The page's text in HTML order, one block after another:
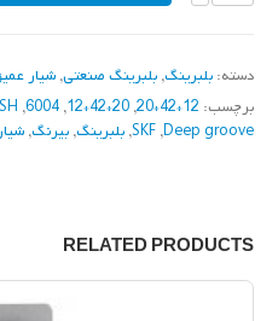
دسته: بلبرینگ, بلبرینگ صنعتی,شیار
برچسب: 12*42*20
,
20*42*12
,
6004
,
Deep groove
,
SKF
, بلبرینگ, بیرنگ,
RELATED PRODUCTS